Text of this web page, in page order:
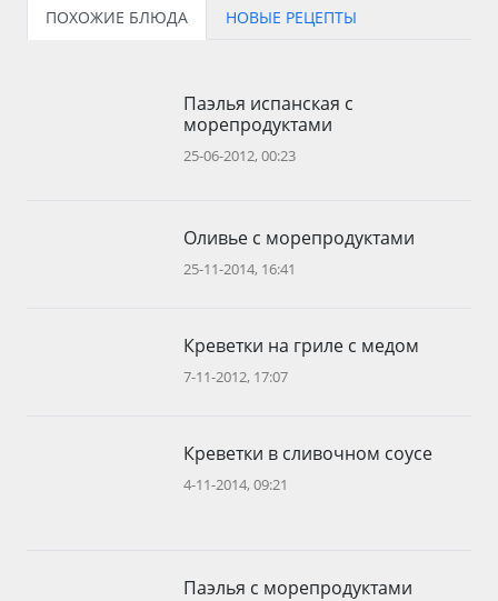
ПОХОЖИЕ БЛЮДА НОВЫЕ РЕЦЕПТЫ
Паэлья испанская с
морепродуктами
25-06-2012, 00:23
Оливье с морепродуктами
25-11-2014, 16:41
Креветки на гриле с медом
7-11-2012, 17:07
Креветки в сливочном соусе
4-11-2014, 09:21
Паэлья с морепродуктами